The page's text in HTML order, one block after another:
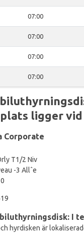
07:00
07:00
07:00
07:00
ligger vid
Corporate
T1/2 Niv
-3 Allˆe
I
hyrdisken är